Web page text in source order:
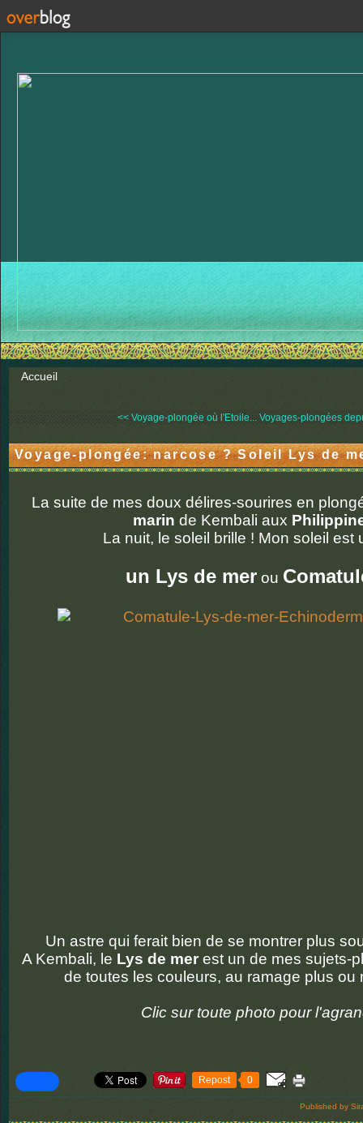
Accueil
<< Voyage-plongée où l'Etoile... Voyages-plongées
Voyage-plongée: narcose ? Soleil Lys de
La suite de mes doux délires-sourires en
marin de Kembali aux
La nuit, le soleil brille ! Mon soleil est
un Lys de merou
Un astre qui ferait bien de se montrer plus
A Kembali, le Lys de merest un de mes sujets-
de toutes les couleurs, au ramage plus ou
Clic sur toute photo pour
Repost 0
Published by